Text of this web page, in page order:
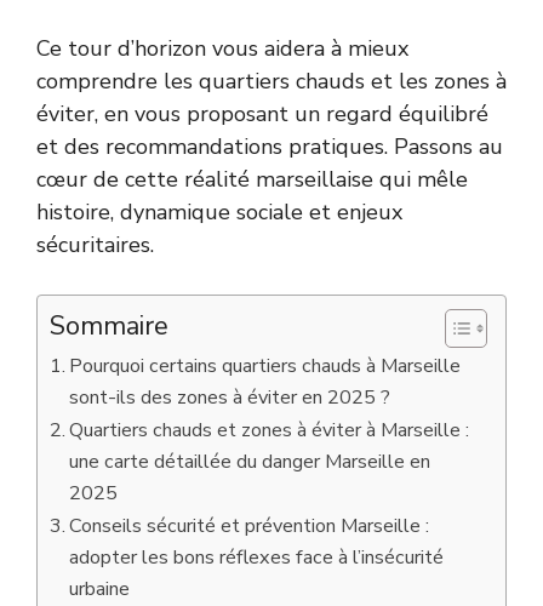
Ce tour d’horizon vous aidera à mieux
comprendre les quartiers chauds et les zones à
éviter, en vous proposant un regard équilibré
et des recommandations pratiques. Passons au
cœur de cette réalité marseillaise qui mêle
histoire, dynamique sociale et enjeux
sécuritaires.
Sommaire
Pourquoi certains quartiers chauds à Marseille
sont-ils des zones à éviter en 2025 ?
Quartiers chauds et zones à éviter à Marseille :
une carte détaillée du danger Marseille en
2025
Conseils sécurité et prévention Marseille :
adopter les bons réflexes face à l’insécurité
urbaine